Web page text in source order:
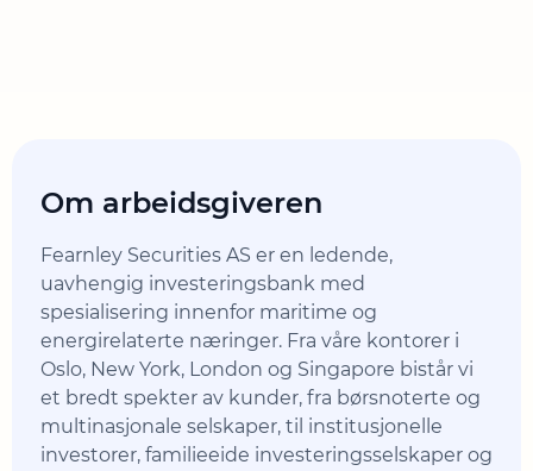
Om arbeidsgiveren
Fearnley Securities AS er en ledende,
uavhengig investeringsbank med
spesialisering innenfor maritime og
energirelaterte næringer. Fra våre kontorer i
Oslo, New York, London og Singapore bistår vi
et bredt spekter av kunder, fra børsnoterte og
multinasjonale selskaper, til institusjonelle
investorer, familieeide investeringsselskaper og